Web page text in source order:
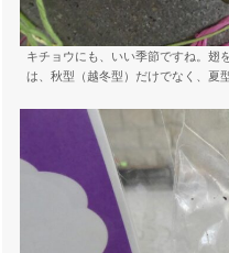
キチョウにも、いい季節ですね。翅
は、秋型（越冬型）だけでなく、夏